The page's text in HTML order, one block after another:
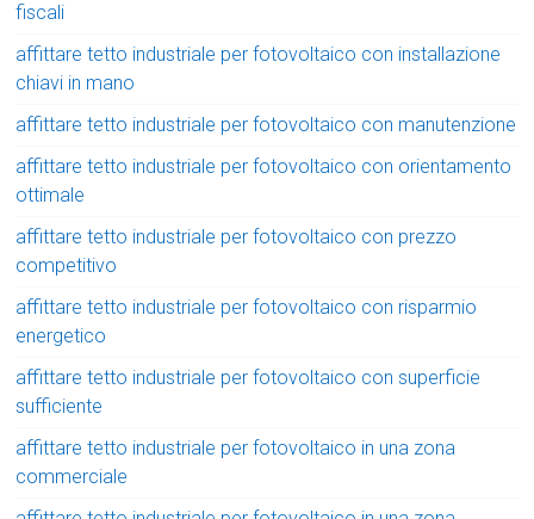
fiscali
affittare tetto industriale per fotovoltaico con installazione
chiavi in mano
affittare tetto industriale per fotovoltaico con manutenzione
affittare tetto industriale per fotovoltaico con orientamento
ottimale
affittare tetto industriale per fotovoltaico con prezzo
competitivo
affittare tetto industriale per fotovoltaico con risparmio
energetico
affittare tetto industriale per fotovoltaico con superficie
sufficiente
affittare tetto industriale per fotovoltaico in una zona
commerciale